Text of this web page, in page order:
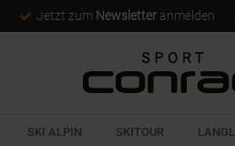
Jetzt zum Newsletter anmelden
SKI ALPIN SKITOUR